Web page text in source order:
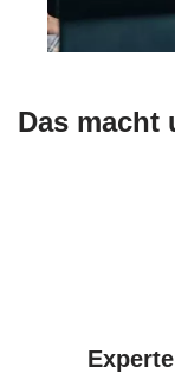
Das macht